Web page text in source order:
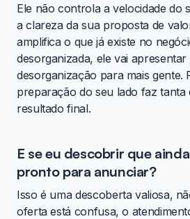
Ele não controla a velocidade do
a clareza da sua proposta de
amplifica o que já existe no
desorganizada, ele vai apresentar
desorganização para mais gente.
preparação do seu lado faz tanta
resultado final.
E se eu descobrir que
pronto para anunciar?
Isso é uma descoberta valiosa,
oferta está confusa, o